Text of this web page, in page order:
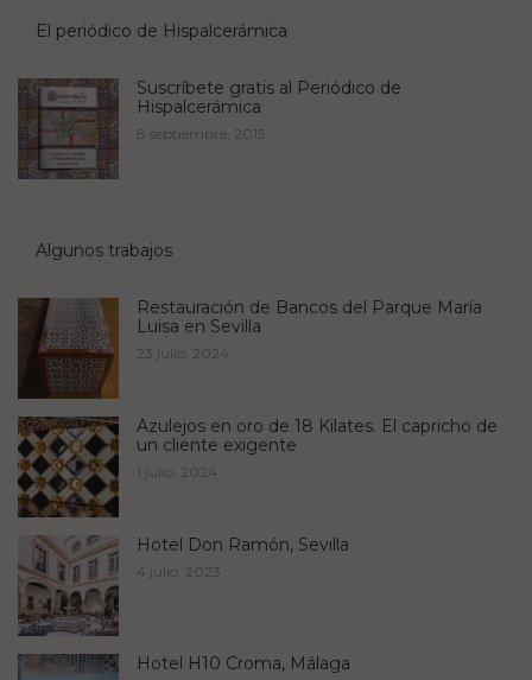
El periódico de Hispalcerámica
Suscríbete gratis al Periódico de
Hispalcerámica
8 septiembre, 2015
Algunos trabajos
Restauración de Bancos del Parque María
Luisa en Sevilla
23 julio, 2024
Azulejos en oro de 18 Kilates. El capricho de
un cliente exigente
1 julio, 2024
Hotel Don Ramón, Sevilla
4 julio, 2023
Hotel H10 Croma, Málaga